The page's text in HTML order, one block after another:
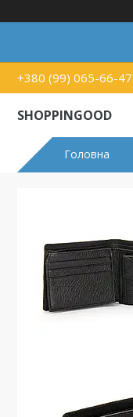
+380 (99) 065-66-47
SHOPPINGOOD
Головна